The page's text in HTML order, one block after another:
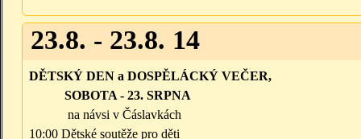
23.8. - 23.8. 14
DĚTSKÝ DEN a DOSPĚLÁCKÝ VEČER,
SOBOTA - 23. SRPNA
na návsi v Čáslavkách
10:00 Dětské soutěže pro děti